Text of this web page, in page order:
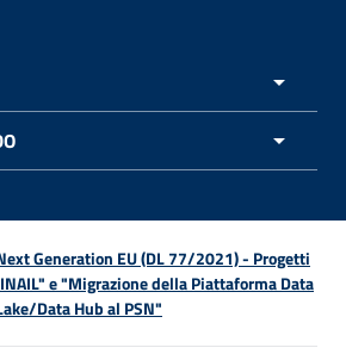
Generation EU (DL 77/2021) - Progetti
e "Migrazione della Piattaforma Data
Data Hub al PSN"